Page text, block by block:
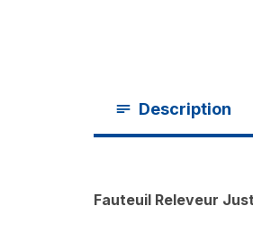
Description
Fauteuil Releveur